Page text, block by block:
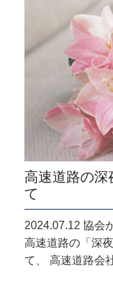
高速道路の深
て
2024.07.12 協会
高速道路の「深
て、 高速道路会